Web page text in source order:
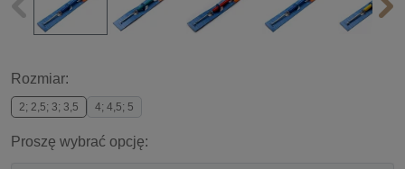
Rozmiar:
2; 2,5; 3; 3,5 4; 4,5; 5
Proszę wybrać opcję: